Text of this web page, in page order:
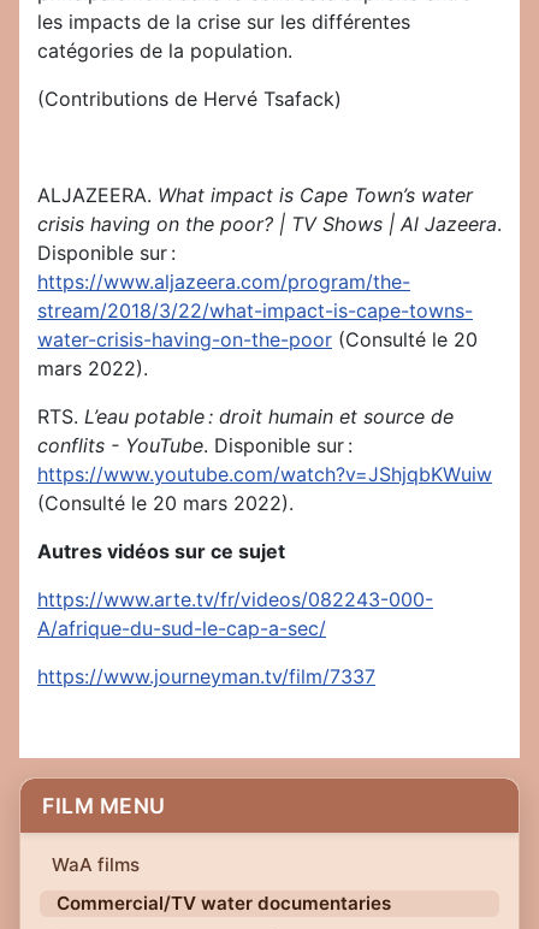
FILM MENU
WaA films
Commercial/TV water documentaries
les impacts de la crise sur les différentes
catégories de la population.
(Contributions de Hervé Tsafack)
ALJAZEERA. What impact is Cape Town’s water
crisis having on the poor? | TV Shows | Al Jazeera.
Disponible sur :
https://www.aljazeera.com/program/the-
stream/2018/3/22/what-impact-is-cape-towns-
water-crisis-having-on-the-poor (Consulté le 20
mars 2022).
RTS. L’eau potable : droit humain et source de
conflits - YouTube. Disponible sur :
https://www.youtube.com/watch?v=JShjqbKWuiw
(Consulté le 20 mars 2022).
Autres vidéos sur ce sujet
https://www.arte.tv/fr/videos/082243-000-
A/afrique-du-sud-le-cap-a-sec/
https://www.journeyman.tv/film/7337